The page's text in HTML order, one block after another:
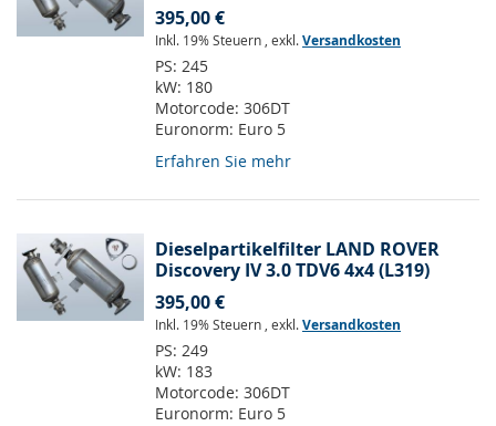
395,00 €
Inkl. 19% Steuern , exkl.Versandkosten
PS: 245
kW: 180
Motorcode: 306DT
Euronorm: Euro 5
Erfahren Sie mehr
Dieselpartikelfilter LAND ROVER
Discovery IV 3.0 TDV6 4x4 (L319)
395,00 €
Inkl. 19% Steuern , exkl.Versandkosten
PS: 249
kW: 183
Motorcode: 306DT
Euronorm: Euro 5